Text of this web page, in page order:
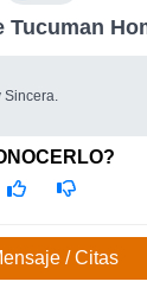
San
/ Citas